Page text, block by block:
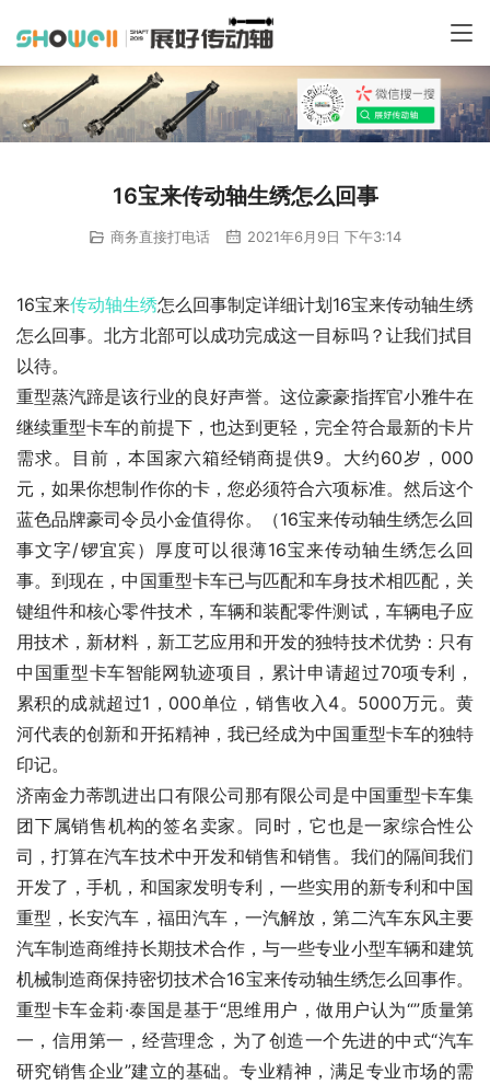
16宝来传动轴生绣怎么回事
商务直接打电话 2021年6月9日 下午3:14
16宝来传动轴生绣怎么回事制定详细计划16宝来传动轴生绣
怎么回事。北方北部可以成功完成这一目标吗？让我们拭目
以待。
重型蒸汽蹄是该行业的良好声誉。这位豪豪指挥官小雅牛在
继续重型卡车的前提下，也达到更轻，完全符合最新的卡片
需求。目前，本国家六箱经销商提供9。大约60岁，000
元，如果你想制作你的卡，您必须符合六项标准。然后这个
蓝色品牌豪司令员小金值得你。（16宝来传动轴生绣怎么回
事文字/锣宜宾）厚度可以很薄16宝来传动轴生绣怎么回
事。到现在，中国重型卡车已与匹配和车身技术相匹配，关
键组件和核心零件技术，车辆和装配零件测试，车辆电子应
用技术，新材料，新工艺应用和开发的独特技术优势：只有
中国重型卡车智能网轨迹项目，累计申请超过70项专利，
累积的成就超过1，000单位，销售收入4。5000万元。黄
河代表的创新和开拓精神，我已经成为中国重型卡车的独特
印记。
济南金力蒂凯进出口有限公司那有限公司是中国重型卡车集
团下属销售机构的签名卖家。同时，它也是一家综合性公
司，打算在汽车技术中开发和销售和销售。我们的隔间我们
开发了，手机，和国家发明专利，一些实用的新专利和中国
重型，长安汽车，福田汽车，一汽解放，第二汽车东风主要
汽车制造商维持长期技术合作，与一些专业小型车辆和建筑
机械制造商保持密切技术合16宝来传动轴生绣怎么回事作。
重型卡车金莉·泰国是基于“思维用户，做用户认为“”质量第
一，信用第一，经营理念，为了创造一个先进的中式“汽车
研究销售企业”建立的基础。专业精神，满足专业市场的需